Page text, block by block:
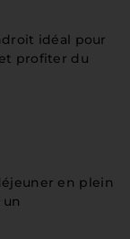
idéal pour
profiter du
en plein